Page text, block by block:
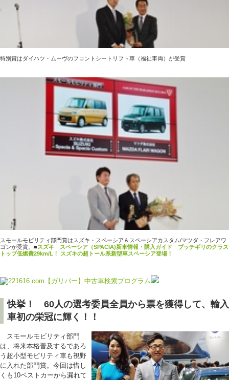
特別賞はダイハツ・ムーヴのフロントシートリフト車（福祉車両）が受賞
スモールモビリティ部門賞はスズキ・スペーシア＆スペーシアカスタム/マツダ・フレアワ
ゴンが受賞。 ■スズキ スペーシア（SPACIA)新車情報・購入ガイド ブッチギリのクラス
トップ低燃費29km/L！ スズキの超トール系新型車スペーシア登場！
快挙！ 60人の選考委員全員から票を獲得して、輸入
車初の栄冠に輝く！！
スモールモビリティ部門
は、将来本格普及するであろ
う超小型モビリティ車も視野
に入れた部門賞。今回は惜し
くも10ベストカーから漏れて